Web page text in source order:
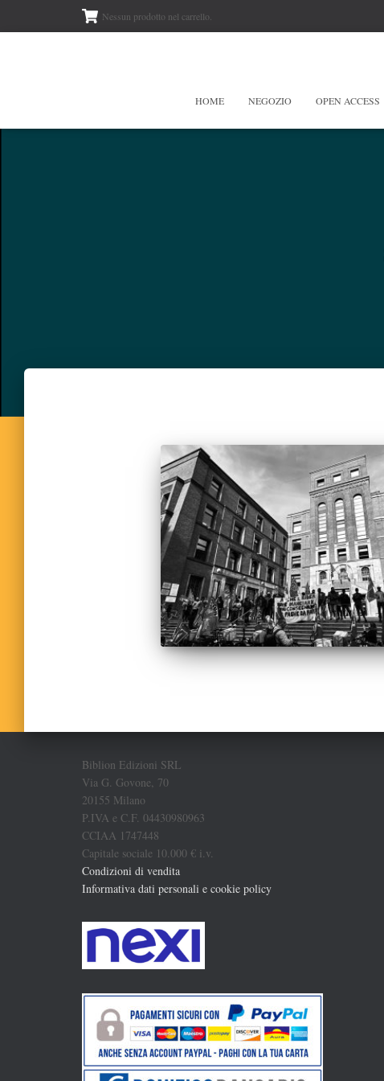
Nessun prodotto nel carrello.
HOME NEGOZIO OPEN ACCESS
Biblion Edizioni SRL
Via G. Govone, 70
20155 Milano
P.IVA e C.F. 04430980963
CCIAA 1747448
Capitale sociale 10.000 € i.v.
Condizioni di vendita
Informativa dati personali e cookie policy